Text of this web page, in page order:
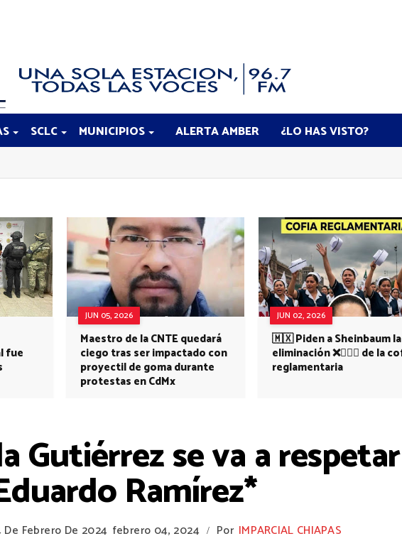
SCLC MUNICIPIOS ALERTA AMBER ¿LO HAS VISTO?
fue
JUN 05, 2026
Maestro de la CNTE quedará
ciego tras ser impactado con
proyectil de goma durante
protestas en CdMx
JUN 02, 2026
🇲🇽 Piden a Sheinbaum la
eliminación ❌👩🏻‍⚕️ de la
reglamentaria
Gutiérrez se va a
Ramírez*
Febrero De 2024 febrero 04, 2024 / Por IMPARCIAL CHIAPAS